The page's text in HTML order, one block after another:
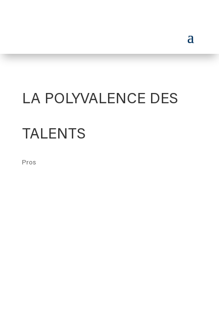
LA POLYVALENCE DES
TALENTS
Pros